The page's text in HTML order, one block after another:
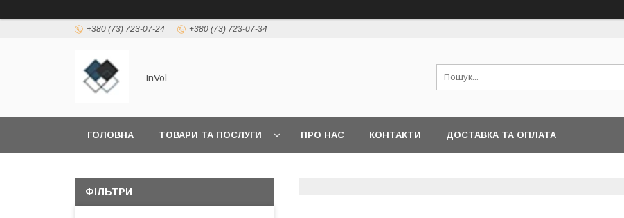
+380 (73) 723-07-24 +380 (73) 723-07-34
InVol
ГОЛОВНА ТОВАРИ ТА ПОСЛУГИ ПРО НАС КОНТАКТИ ДОСТАВКА ТА ОПЛАТА
ФІЛЬТРИ